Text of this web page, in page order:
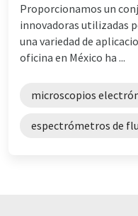
Proporcionamos un
innovadoras utilizadas
una variedad de
oficina en México ha ...
microscopios
espectrómetros de